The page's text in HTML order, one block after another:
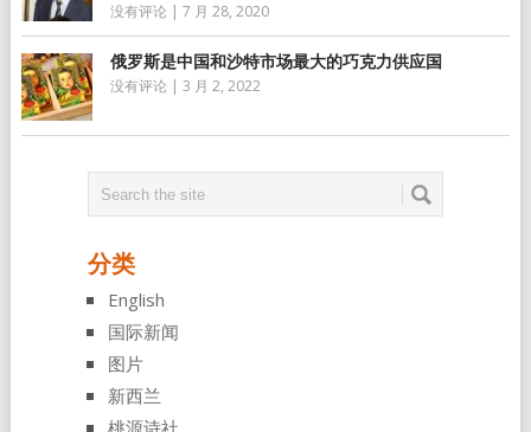
没有评论 | 7 月 28, 2020
俄罗斯是中国和沙特市场最大的巧克力供应国
没有评论 | 3 月 2, 2022
分类
English
国际新闻
图片
新西兰